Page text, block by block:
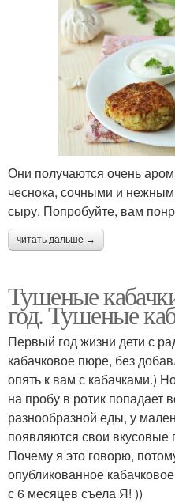
Они получаются очень
чеснока, сочными и
сыру. Попробуйте, вам
читать дальше →
Тушеные
год. Тушеные
Первый год жизни дети с
кабачковое пюре, без
опять к вам с кабачками.)
на пробу в ротик попадает
разнообразной еды, у
появляются свои вкусовые
Почему я это говорю,
опубликованное
с 6 месяцев съела Я! ))